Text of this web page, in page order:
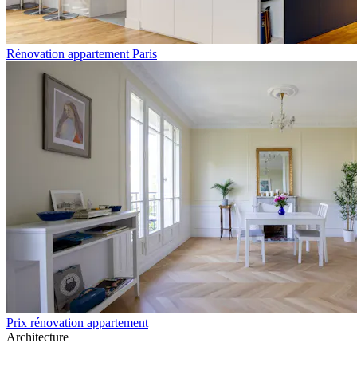
Rénovation appartement Paris
Prix rénovation appartement
Architecture